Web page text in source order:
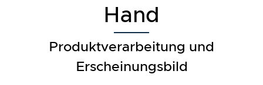
Hand
Produktverarbeitung und
Erscheinungsbild